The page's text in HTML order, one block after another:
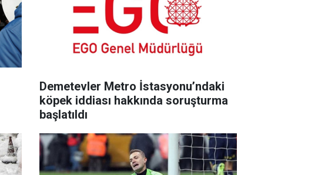
Demetevler Metro İstasyonu’ndaki
köpek iddiası hakkında soruşturma
başlatıldı